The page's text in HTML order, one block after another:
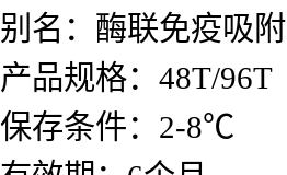
别名：酶联免疫吸
产品规格：48T/96T
保存条件：2-8℃